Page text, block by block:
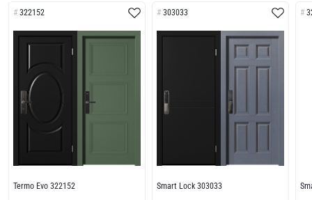
322152
Termo Evo 322152
303033
Smart Lock 303033